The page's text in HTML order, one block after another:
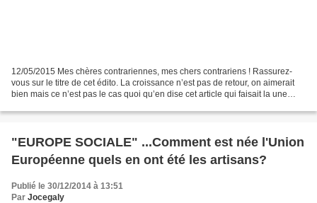
12/05/2015 Mes chères contrariennes, mes chers contrariens ! Rassurez-
vous sur le titre de cet édito. La croissance n’est pas de retour, on aimerait
bien mais ce n’est pas le cas quoi qu’en dise cet article qui faisait la une
"EUROPE SOCIALE" ...Comment est née l'Union
Européenne quels en ont été les artisans?
Publié le 30/12/2014 à 13:51
Par Jocegaly